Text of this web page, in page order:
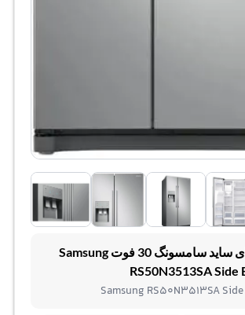
یخچال ساید بای ساید سامسونگ 30 فوت Samsung
RS50N3513SA Side
Samsung RS50N3513SA